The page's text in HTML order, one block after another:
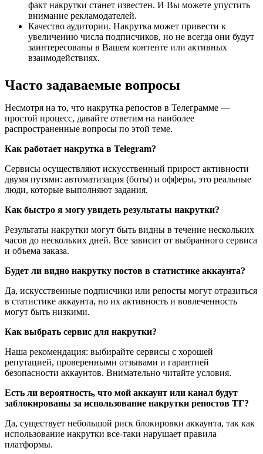
внимание рекламодателей.
Качество аудитории. Накрутка может привести к
увеличению числа подписчиков, но не всегда они будут
заинтересованы в Вашем контенте или активных
взаимодействиях.
Часто задаваемые вопросы
Несмотря на то, что накрутка репостов в Телеграмме —
простой процесс, давайте ответим на наиболее
распространенные вопросы по этой теме.
Как работает накрутка в Telegram?
Сервисы осуществляют искусственный прирост активности
двумя путями: автоматизация (боты) и офферы, это реальные
люди, которые выполняют задания.
Как быстро я могу увидеть результаты накрутки?
Результаты накрутки могут быть видны в течение нескольких
часов до нескольких дней. Все зависит от выбранного сервиса
и объема заказа.
Будет ли видно накрутку постов в статистике аккаунта?
Да, искусственные подписчики или репосты могут отразиться
в статистике аккаунта, но их активность и вовлеченность
могут быть низкими.
Как выбрать сервис для накрутки?
Наша рекомендация: выбирайте сервисы с хорошей
репутацией, проверенными отзывами и гарантией
безопасности аккаунтов. Внимательно читайте условия.
Есть ли вероятность, что мой аккаунт или канал будут
заблокированы за использование накрутки репостов ТГ?
Да, существует небольшой риск блокировки аккаунта, так как
использование накрутки все-таки нарушает правила
платформы.